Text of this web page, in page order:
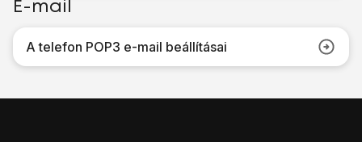
E-mail
A telefon POP3 e-mail beállításai